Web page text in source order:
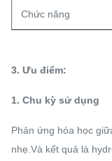
Chức năng
3. Ưu điểm:
1. Chu kỳ sử dụng
Phản ứng hóa học
nhẹ.Và kết quả là